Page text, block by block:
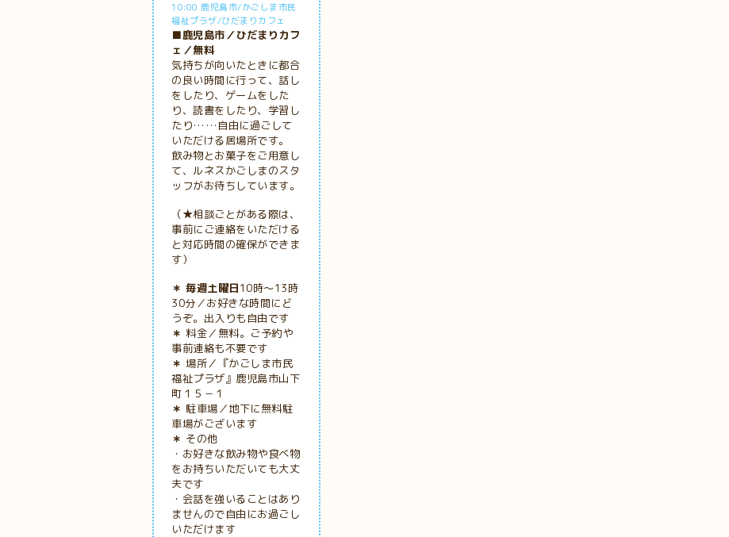
10:00 鹿児島市/かごしま市民
福祉プラザ/ひだまりカフェ
■鹿児島市／ひだまりカフ
ェ／無料
気持ちが向いたときに都合
の良い時間に行って、話し
をしたり、ゲームをした
り、読書をしたり、学習し
たり……自由に過ごして
いただける居場所です。
飲み物とお菓子をご用意し
て、ルネスかごしまのスタ
ッフがお待ちしています。
（★相談ごとがある際は、
事前にご連絡をいただける
と対応時間の確保ができま
す）
＊ 毎週土曜日10時～13時
30分／お好きな時間にど
うぞ。出入りも自由です
＊ 料金／無料。ご予約や
事前連絡も不要です
＊ 場所／『かごしま市民
福祉プラザ』鹿児島市山下
町１５－１
＊ 駐車場／地下に無料駐
車場がございます
＊ その他
・お好きな飲み物や食べ物
をお持ちいただいても大丈
夫です
・会話を強いることはあり
ませんので自由にお過ごし
いただけます